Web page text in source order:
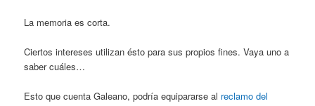
La memoria es corta.
Ciertos intereses utilizan ésto para sus propios fines. Vaya uno a
saber cuáles…
Esto que cuenta Galeano, podría equipararse al reclamo del